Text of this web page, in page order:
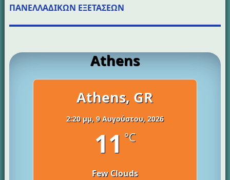
ΠΑΝΕΛΛΑΔΙΚΩΝ ΕΞΕΤΑΣΕΩΝ
Athens
Athens, GR
2:20 μμ, 9 Αυγούστου, 2026
11 °C
Few Clouds